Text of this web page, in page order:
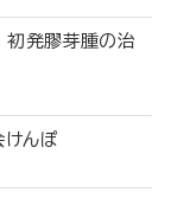
初発膠芽腫の治
んぽ